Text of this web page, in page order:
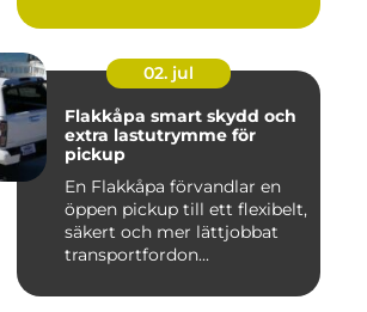
02. jul
Flakkåpa smart skydd och
extra lastutrymme för
pickup
En Flakkåpa förvandlar en
öppen pickup till ett flexibelt,
säkert och mer lättjobbat
transportfordon...